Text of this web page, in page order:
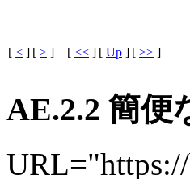
[ < ] [ > ] [ << ] [ Up ] [ >> ]
AE.2.2 簡便